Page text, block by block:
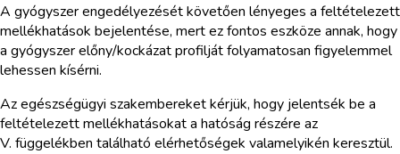
A gyógyszer engedélyezését követően lényeges a feltételezett
mellékhatások bejelentése, mert ez fontos eszköze annak, hogy
a gyógyszer előny/kockázat profilját folyamatosan figyelemmel
lehessen kísérni.
Az egészségügyi szakembereket kérjük, hogy jelentsék be a
feltételezett mellékhatásokat a hatóság részére az
V. függelékben található elérhetőségek valamelyikén keresztül.